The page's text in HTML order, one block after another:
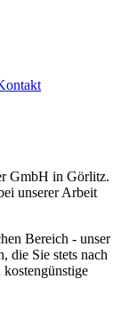
GmbH in Görlitz.
unserer Arbeit
Bereich - unser
die Sie stets nach
kostengünstige